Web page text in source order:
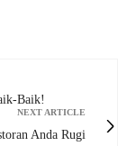
Baik!
NEXT ARTICLE
Anda Rugi